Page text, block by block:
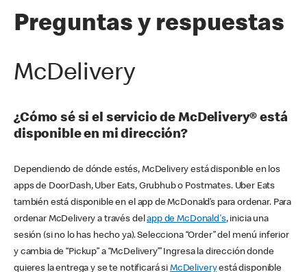
Preguntas y respuestas
McDelivery
¿Cómo sé si el servicio de McDelivery® está
disponible en mi dirección?
Dependiendo de dónde estés, McDelivery está disponible en los
apps de DoorDash, Uber Eats, Grubhub o Postmates. Uber Eats
también está disponible en el app de McDonald’s para ordenar. Para
ordenar McDelivery a través delapp de McDonald's, inicia una
sesión (si no lo has hecho ya). Selecciona “Order” del menú inferior
y cambia de “Pickup” a “McDelivery’” Ingresa la dirección donde
quieres la entrega y se te notificará si McDeliveryestá disponible